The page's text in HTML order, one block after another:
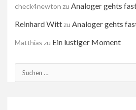
check4newton zu Analoger gehts
Reinhard Wittzu Analoger gehts
Matthias zu Ein lustiger Moment
Suchen
nach: